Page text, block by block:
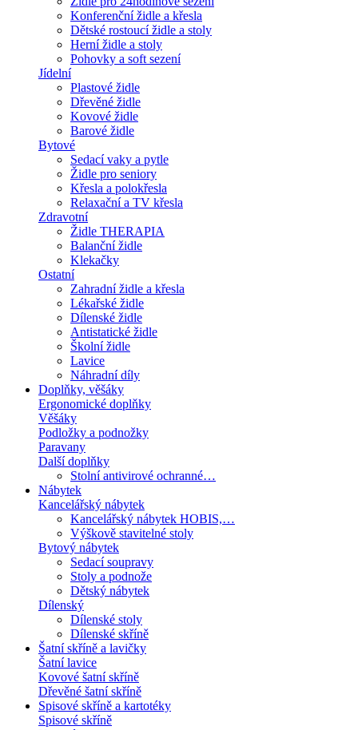
Konferenční židle a křesla
Dětské rostoucí židle a stoly
Herní židle a stoly
Pohovky a soft sezení
Jídelní
Plastové židle
Dřevěné židle
Kovové židle
Barové židle
Bytové
Sedací vaky a pytle
Židle pro seniory
Křesla a polokřesla
Relaxační a TV křesla
Zdravotní
Židle THERAPIA
Balanční židle
Klekačky
Ostatní
Zahradní židle a křesla
Lékařské židle
Dílenské židle
Antistatické židle
Školní židle
Lavice
Náhradní díly
Doplňky, věšáky
Ergonomické doplňky
Věšáky
Podložky a podnožky
Paravany
Další doplňky
Stolní antivirové ochranné…
Nábytek
Kancelářský nábytek
Kancelářský nábytek HOBIS,…
Výškově stavitelné stoly
Bytový nábytek
Sedací soupravy
Stoly a podnože
Dětský nábytek
Dílenský
Dílenské stoly
Dílenské skříně
Šatní skříně a lavičky
Šatní lavice
Kovové šatní skříně
Dřevěné šatní skříně
Spisové skříně a kartotéky
Spisové skříně